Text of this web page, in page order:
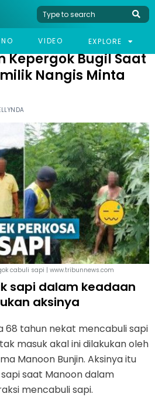
VIDEO EXPLORE
KEPERGOK BUGIL SAAT CABULI SAPI, PEMILIK
Kepergok Bugil Saat
Nangis Minta
cabuli sapi | www.tribunnews.com
sapi dalam keadaan
aksinya
68 tahun nekat mencabuli sapi
masuk akal ini dilakukan oleh
Manoon Bunjin. Aksinya itu
saat Manoon dalam
mencabuli sapi.